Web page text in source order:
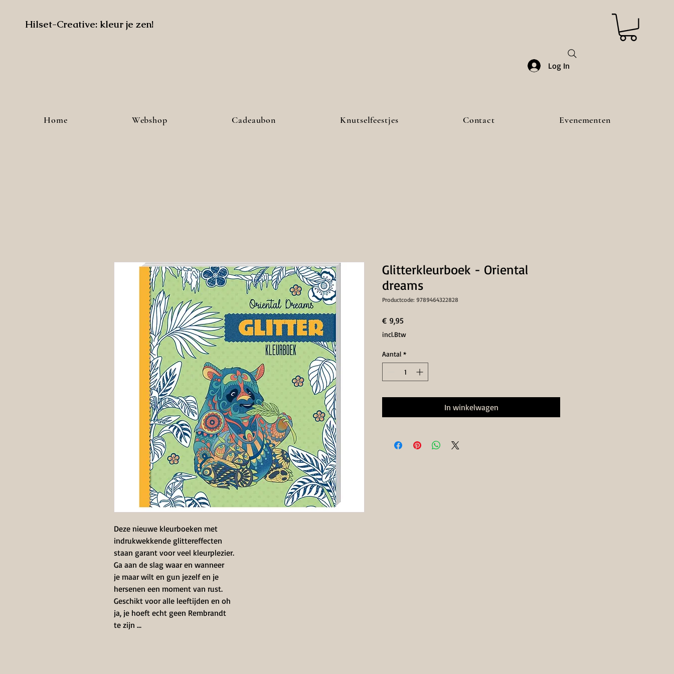
Log In
Hilset-Creative: kleur je zen!
Home Webshop Cadeaubon Knutselfeestjes Contact Evenementen
Deze nieuwe kleurboeken met
indrukwekkende glittereffecten
staan garant voor veel kleurplezier.
Ga aan de slag waar en wanneer
je maar wilt en gun jezelf en je
hersenen een moment van rust.
Geschikt voor alle leeftijden en oh
ja, je hoeft echt geen Rembrandt
te zijn ...
Glitterkleurboek - Oriental
dreams
Productcode: 9789464322828
€ 9,95
incl.Btw
Aantal *
In winkelwagen